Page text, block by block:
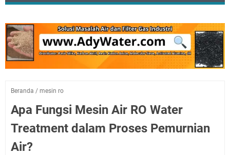
Beranda / mesin ro
Apa Fungsi Mesin Air RO Water
Treatment dalam Proses Pemurnian
Air?